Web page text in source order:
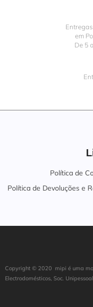
em
De 5
Política de
Política de Devoluções e
Copyright © 2020 mipi é uma
Electrodomésticos, Soc.